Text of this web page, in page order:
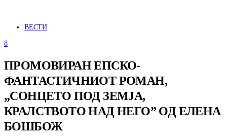
ВЕСТИ
8
ПРОМОВИРАН ЕПСКО-
ФАНТАСТИЧНИОТ РОМАН,
„СОНЦЕТО ПОД ЗЕМЈА,
КРАЛСТВОТО НАД НЕГО” ОД ЕЛЕНА
БОШБОЖ